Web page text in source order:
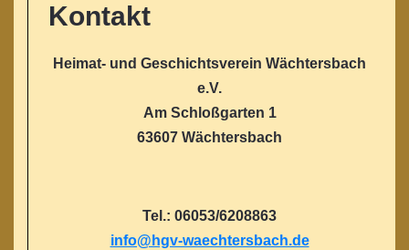
Kontakt
Heimat- und Geschichtsverein Wächtersbach
e.V.
Am Schloßgarten 1
63607 Wächtersbach
Tel.: 06053/6208863
info@hgv-waechtersbach.de